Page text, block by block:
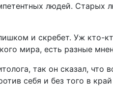
людей.
и скребет. Уж кто-
мира, есть разные
так он сказал, что
себя и без того в